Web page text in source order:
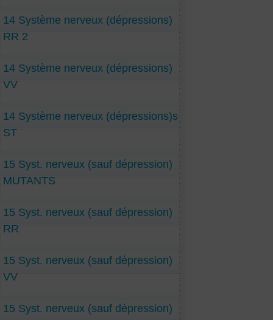
14 Système nerveux (dépressions)
RR 2
14 Système nerveux (dépressions)
VV
14 Système nerveux (dépressions)s
ST
15 Syst. nerveux (sauf dépression)
MUTANTS
15 Syst. nerveux (sauf dépression)
RR
15 Syst. nerveux (sauf dépression)
VV
15 Syst. nerveux (sauf dépression)